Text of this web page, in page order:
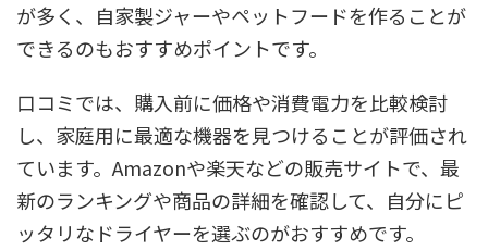
が多く、自家製ジャーやペットフードを作ることが
できるのもおすすめポイントです。
口コミでは、購入前に価格や消費電力を比較検討
し、家庭用に最適な機器を見つけることが評価され
ています。Amazonや楽天などの販売サイトで、最
新のランキングや商品の詳細を確認して、自分にピ
ッタリなドライヤーを選ぶのがおすすめです。